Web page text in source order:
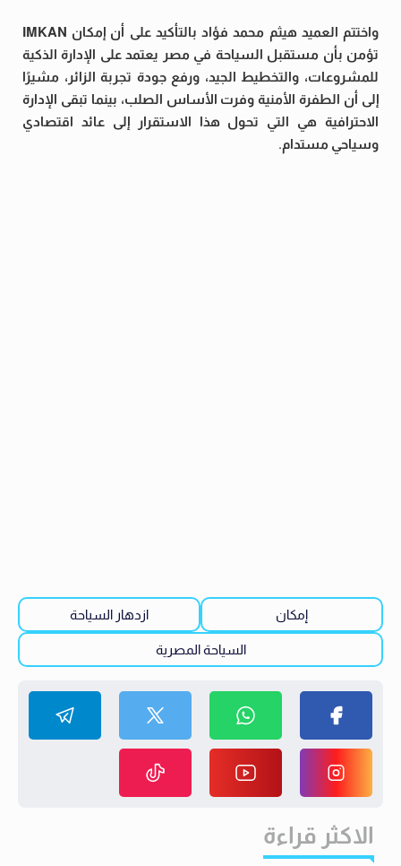
واختتم العميد هيثم محمد فؤاد بالتأكيد على أن إمكان IMKAN
تؤمن بأن مستقبل السياحة في مصر يعتمد على الإدارة الذكية
للمشروعات، والتخطيط الجيد، ورفع جودة تجربة الزائر، مشيرًا
إلى أن الطفرة الأمنية وفرت الأساس الصلب، بينما تبقى الإدارة
الاحترافية هي التي تحول هذا الاستقرار إلى عائد اقتصادي
وسياحي مستدام.
إمكان ازدهار السياحة
السياحة المصرية
الاكثر قراءة